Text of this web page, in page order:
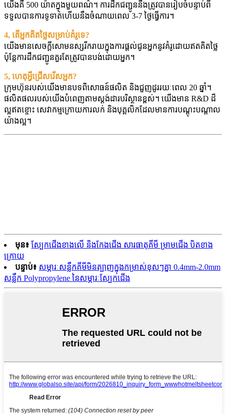
យើងគឺ 500 យ៉ាតក្នុងមួយពណ៌។ ការដឹកជញ្ជូននឹងត្រូវបានរៀបចំបន្ទាប់ពី
ទទួលបានការទូទាត់ហើយនឹងចំណាយពេល 3-7 ថ្ងៃធ្វើការ។
4, តើអ្នកគិតថ្លៃសម្រាប់គំរូទេ?
យើងមានសេចក្តីសោមនស្សរីករាយក្នុងការផ្តល់ជូនអ្នកនូវគំរូដោយឥតគិតថ្លៃ
ប៉ុន្តែការដឹកជញ្ជូនគួរតែត្រូវបានបង់ដោយអ្នក។
5, ហេតុអ្វីជ្រើសរើសអ្នក?
ក្រុមហ៊ុនរបស់យើងមានបទពិសោធន៍ផលិត និងជួញដូររយៈពេល 20 ឆ្នាំ។
ផលិតផលរបស់យើងបំពេញតាមស្តង់ដារបរិស្ថានខ្ពស់។ យើងមាន R&D ដ៏
ល្អឥតខ្ចោះ សេវាកម្មក្រោយការលក់ និងបុគ្គលិកដែលមានការបណ្តុះបណ្តាល
យ៉ាងល្អ។
មុន៖ ស្បែកជើងខាងលើ និងកែងជើង សារធាតុគីមី ម្រាមជើង បិតខាង
ក្រោយ
បន្ទាប់៖ សម្ភារៈសន្លឹកគីមីមិនត្បាញក្នុងកម្រាស់ខុសៗគ្នា 0.4mm-2.0mm
សន្លឹក Polypropylene នៃសម្ភារៈស្បែកជើង